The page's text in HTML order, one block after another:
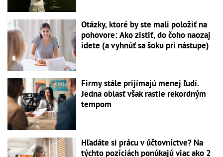
Otázky, ktoré by ste mali položiť na
pohovore: Ako zistiť, do čoho naozaj
idete (a vyhnúť sa šoku pri nástupe)
Firmy stále prijímajú menej ľudí.
Jedna oblasť však rastie rekordným
tempom
Hľadáte si prácu v účtovníctve? Na
týchto pozíciách ponúkajú viac ako 2